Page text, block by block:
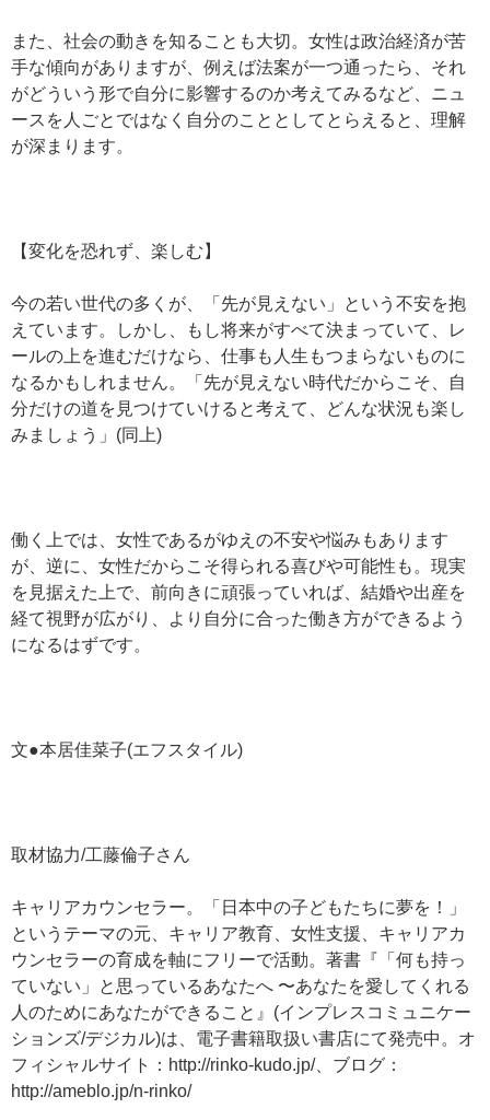
また、社会の動きを知ることも大切。女性は政治経済が苦
手な傾向がありますが、例えば法案が一つ通ったら、それ
がどういう形で自分に影響するのか考えてみるなど、ニュ
ースを人ごとではなく自分のこととしてとらえると、理解
が深まります。
【変化を恐れず、楽しむ】
今の若い世代の多くが、「先が見えない」という不安を抱
えています。しかし、もし将来がすべて決まっていて、レ
ールの上を進むだけなら、仕事も人生もつまらないものに
なるかもしれません。「先が見えない時代だからこそ、自
分だけの道を見つけていけると考えて、どんな状況も楽し
みましょう」(同上)
働く上では、女性であるがゆえの不安や悩みもあります
が、逆に、女性だからこそ得られる喜びや可能性も。現実
を見据えた上で、前向きに頑張っていれば、結婚や出産を
経て視野が広がり、より自分に合った働き方ができるよう
になるはずです。
文●本居佳菜子(エフスタイル)
取材協力/工藤倫子さん
キャリアカウンセラー。「日本中の子どもたちに夢を！」
というテーマの元、キャリア教育、女性支援、キャリアカ
ウンセラーの育成を軸にフリーで活動。著書『「何も持っ
ていない」と思っているあなたへ 〜あなたを愛してくれる
人のためにあなたができること』(インプレスコミュニケー
ションズ/デジカル)は、電子書籍取扱い書店にて発売中。オ
フィシャルサイト：http://rinko-kudo.jp/、ブログ：
http://ameblo.jp/n-rinko/